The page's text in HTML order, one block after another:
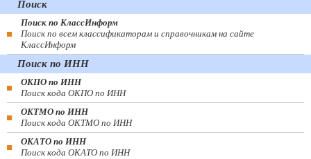
Поиск
Поиск по КлассИнформ
Поиск по всем классификаторам и справочникам на сайте
КлассИнформ
Поиск по ИНН
ОКПО по ИНН
Поиск кода ОКПО по ИНН
ОКТМО по ИНН
Поиск кода ОКТМО по ИНН
ОКАТО по ИНН
Поиск кода ОКАТО по ИНН